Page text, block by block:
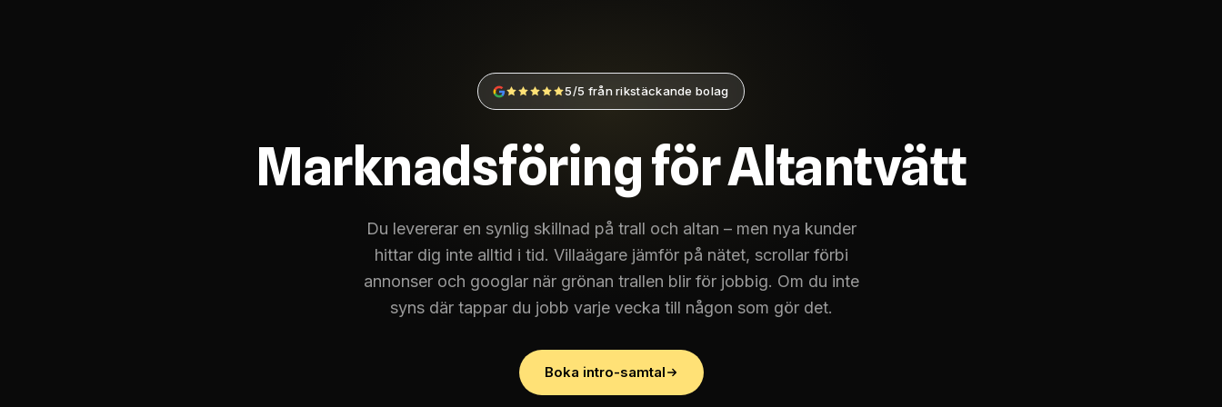
5/5 från rikstäckande bolag
Marknadsföring för Altantvätt
Du levererar en synlig skillnad på trall och altan – men nya kunder
hittar dig inte alltid i tid. Villaägare jämför på nätet, scrollar förbi
annonser och googlar när grönan trallen blir för jobbig. Om du inte
syns där tappar du jobb varje vecka till någon som gör det.
Boka intro-samtal